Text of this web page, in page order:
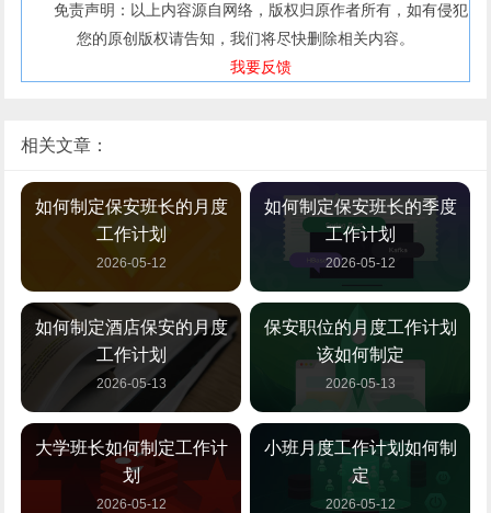
免责声明：以上内容源自网络，版权归原作者所有，如有侵犯
您的原创版权请告知，我们将尽快删除相关内容。
我要反馈
相关文章：
如何制定保安班长的月度
工作计划
2026-05-12
如何制定保安班长的季度
工作计划
2026-05-12
如何制定酒店保安的月度
工作计划
2026-05-13
保安职位的月度工作计划
该如何制定
2026-05-13
大学班长如何制定工作计
划
2026-05-12
小班月度工作计划如何制
定
2026-05-12